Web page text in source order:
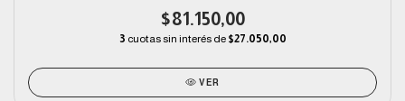
$81.150,00
3 cuotas sin interés de $27.050,00
VER